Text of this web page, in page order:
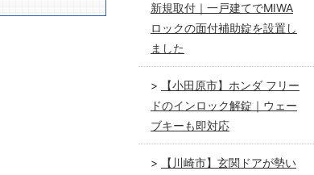
新規取付｜一戸建てでMIWA
ロックの面付補助錠を設置し
ました
【小田原市】ホンダ フリー
ドのインロック解錠｜ウェー
ブキーも即対応
【川崎市】玄関ドアが勢い